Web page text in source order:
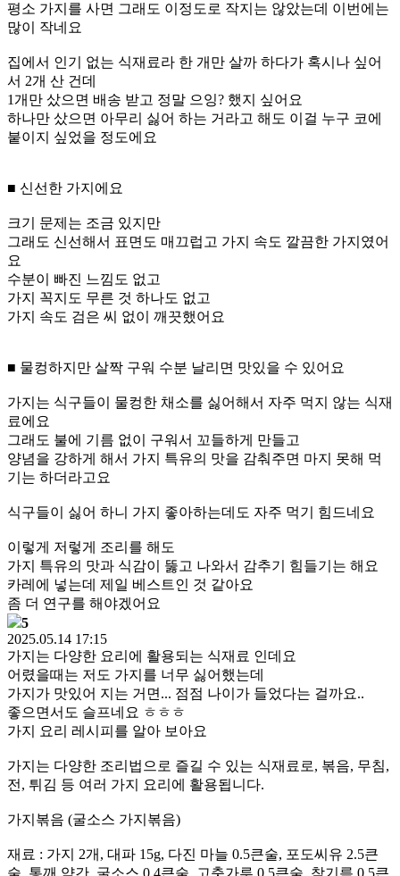
평소 가지를 사면 그래도 이정도로 작지는 않았는데 이번에는
많이 작네요
집에서 인기 없는 식재료라 한 개만 살까 하다가 혹시나 싶어
서 2개 산 건데
1개만 샀으면 배송 받고 정말 으잉? 했지 싶어요
하나만 샀으면 아무리 싫어 하는 거라고 해도 이걸 누구 코에
붙이지 싶었을 정도에요
■ 신선한 가지에요
크기 문제는 조금 있지만
그래도 신선해서 표면도 매끄럽고 가지 속도 깔끔한 가지였어
요
수분이 빠진 느낌도 없고
가지 꼭지도 무른 것 하나도 없고
가지 속도 검은 씨 없이 깨끗했어요
■ 물컹하지만 살짝 구워 수분 날리면 맛있을 수 있어요
가지는 식구들이 물컹한 채소를 싫어해서 자주 먹지 않는 식재
료에요
그래도 불에 기름 없이 구워서 꼬들하게 만들고
양념을 강하게 해서 가지 특유의 맛을 감춰주면 마지 못해 먹
기는 하더라고요
식구들이 싫어 하니 가지 좋아하는데도 자주 먹기 힘드네요
이렇게 저렇게 조리를 해도
가지 특유의 맛과 식감이 뚫고 나와서 감추기 힘들기는 해요
카레에 넣는데 제일 베스트인 것 같아요
좀 더 연구를 해야겠어요
5
2025.05.14 17:15
가지는 다양한 요리에 활용되는 식재료 인데요
어렸을때는 저도 가지를 너무 싫어했는데
가지가 맛있어 지는 거면... 점점 나이가 들었다는 걸까요..
좋으면서도 슬프네요 ㅎㅎㅎ
가지 요리 레시피를 알아 보아요
가지는 다양한 조리법으로 즐길 수 있는 식재료로, 볶음, 무침,
전, 튀김 등 여러 가지 요리에 활용됩니다.
가지볶음 (굴소스 가지볶음)
재료 : 가지 2개, 대파 15g, 다진 마늘 0.5큰술, 포도씨유 2.5큰
술, 통깨 약간, 굴소스 0.4큰술, 고춧가루 0.5큰술, 참기름 0.5큰